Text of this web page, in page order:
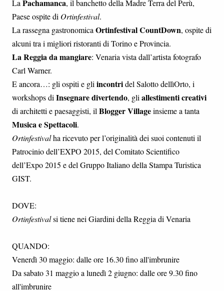
La Pachamanca, il banchetto della Madre Terra del Perù,
Paese ospite di Ortinfestival.
La rassegna gastronomica Ortinfestival CountDown, ospite di
alcuni tra i migliori ristoranti di Torino e Provincia.
La Reggia da mangiare: Venaria vista dall’artista fotografo
Carl Warner.
E ancora…: gli ospiti e gli incontridel Salotto dellìOrto, i
workshops di Insegnare divertendo, gli allestimenti creativi
di architetti e paesaggisti, il Blogger Villageinsieme a tanta
Musica e Spettacoli.
Ortinfestivalha ricevuto per l’originalità dei suoi contenuti il
Patrocinio dell’EXPO 2015, del Comitato Scientifico
dell’Expo 2015 e del Gruppo Italiano della Stampa Turistica
GIST.
DOVE:
Ortinfestivalsi tiene nei Giardini della Reggia di Venaria
QUANDO:
Venerdì 30 maggio: dalle ore 16.30 fino all'imbrunire
Da sabato 31 maggio a lunedì 2 giugno: dalle ore 9.30 fino
all'imbrunire